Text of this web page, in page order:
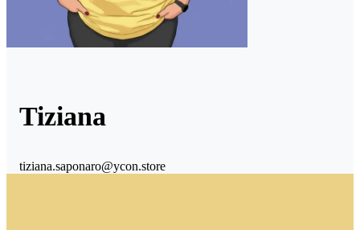
Tiziana
tiziana.saponaro@ycon.store